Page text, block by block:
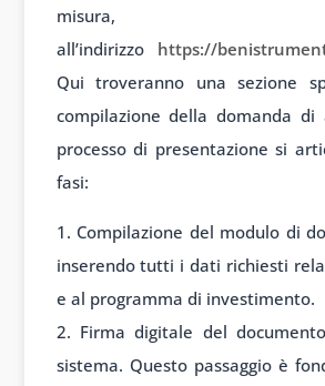
misura,
all’indirizzo https://
Qui troveranno una sezione
compilazione della domanda di
processo di presentazione si
fasi:
Compilazione del modulo di
inserendo tutti i dati richiesti
e al programma di investimento.
Firma digitale del
sistema. Questo passaggio è